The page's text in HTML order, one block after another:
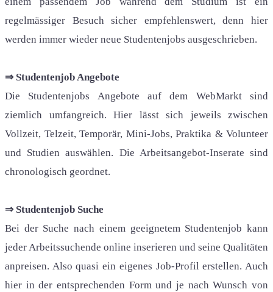
regelmässiger Besuch sicher empfehlenswert, denn hier
werden immer wieder neue Studentenjobs ausgeschrieben.
⇒ Studentenjob Angebote
Die Studentenjobs Angebote auf dem WebMarkt sind
ziemlich umfangreich. Hier lässt sich jeweils zwischen
Vollzeit, Telzeit, Temporär, Mini-Jobs, Praktika & Volunteer
und Studien auswählen. Die Arbeitsangebot-Inserate sind
chronologisch geordnet.
⇒ Studentenjob Suche
Bei der Suche nach einem geeignetem Studentenjob kann
jeder Arbeitssuchende online inserieren und seine Qualitäten
anpreisen. Also quasi ein eigenes Job-Profil erstellen. Auch
hier in der entsprechenden Form und je nach Wunsch von